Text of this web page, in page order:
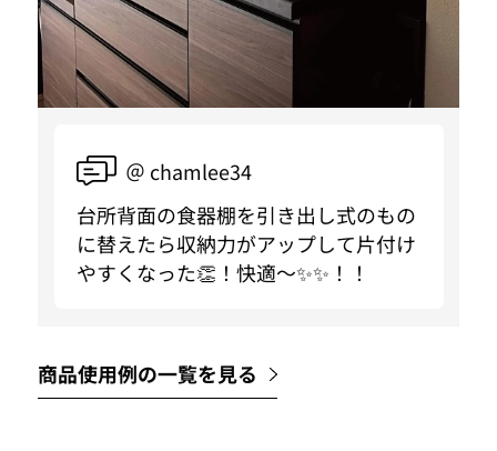
＠ chamlee34
台所背面の食器棚を引き出し式のもの
に替えたら収納力がアップして片付け
やすくなった👏！快適〜✨✨！！
商品使用例の一覧を見る